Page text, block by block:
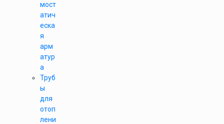
мост
атич
еска
я
арм
атур
а
Труб
ы
для
отоп
лени